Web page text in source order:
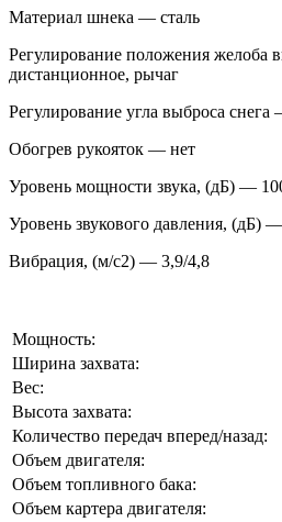
Материал шнека — сталь
Регулирование положения желоба
дистанционное, рычаг
Регулирование угла выброса
Обогрев рукояток — нет
Уровень мощности звука, (дБ) —
Уровень звукового давления, (дБ)
Вибрация, (м/с2) — 3,9/4,8
Мощность:
Ширина захвата:
Вес:
Высота захвата:
Количество передач вперед/назад:
Объем двигателя:
Объем топливного бака:
Объем картера двигателя: